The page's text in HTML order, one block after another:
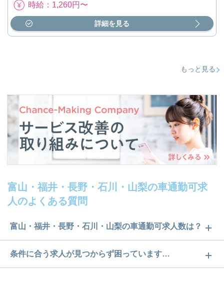
時給：1,260円〜
詳細を見る
もっと見る
富山・福井・長野・石川・山梨の車通勤可求
人のよくある質問
富山・福井・長野・石川・山梨の車通勤可求人数は？
富山・福井・長野・石川・山梨の車通勤可求人数は
37件です。どのような求人があるかぜひチェックし
条件に合う求人が見つからず困っています…